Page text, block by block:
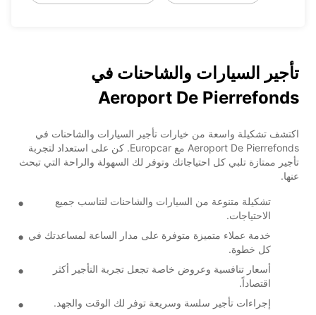
تأجير السيارات والشاحنات في
Aeroport De Pierrefonds
اكتشف تشكيلة واسعة من خيارات تأجير السيارات والشاحنات في
Aeroport De Pierrefonds مع Europcar. كن على استعداد لتجربة
تأجير ممتازة تلبي كل احتياجاتك وتوفر لك السهولة والراحة التي تبحث
عنها.
تشكيلة متنوعة من السيارات والشاحنات لتناسب جميع
الاحتياجات.
خدمة عملاء متميزة متوفرة على مدار الساعة لمساعدتك في
كل خطوة.
أسعار تنافسية وعروض خاصة تجعل تجربة التأجير أكثر
اقتصاداً.
إجراءات تأجير سلسة وسريعة توفر لك الوقت والجهد.